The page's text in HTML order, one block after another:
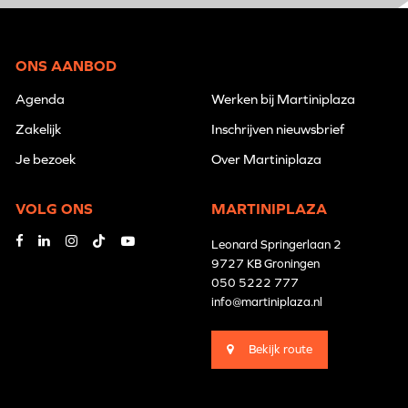
ONS AANBOD
Agenda
Zakelijk
Je bezoek
Werken bij Martiniplaza
Inschrijven nieuwsbrief
Over Martiniplaza
VOLG ONS MARTINIPLAZA
Leonard Springerlaan 2
9727 KB Groningen
050 5222 777
info@martiniplaza.nl
Bekijk route